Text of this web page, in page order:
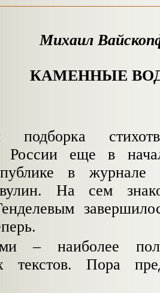
Михаил
КАМЕННЫЕ
подборка
России еще в
в журнале
На сем
– наиболее
текстов. Пора